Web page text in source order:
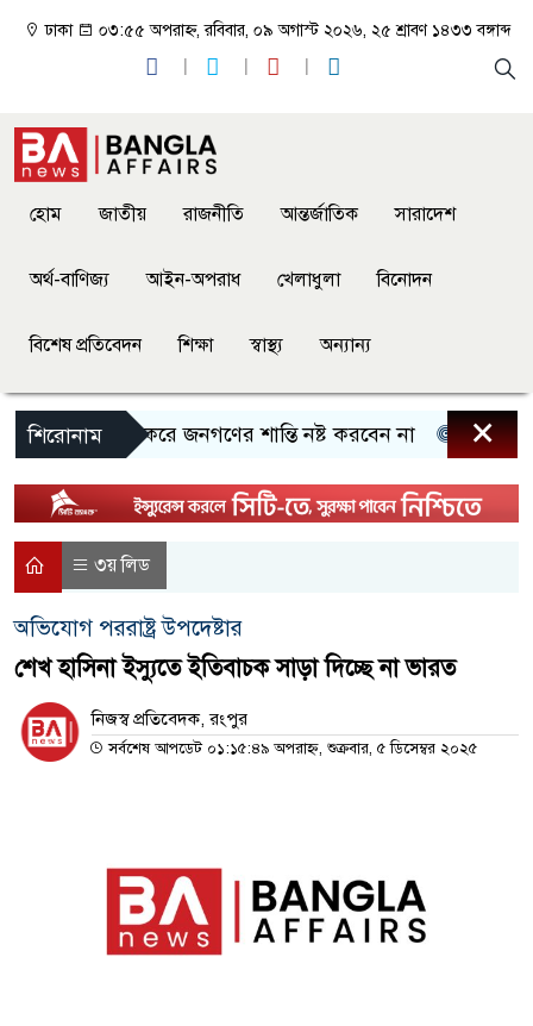
ঢাকা ০৩:৫৫ অপরাহ্ন, রবিবার, ০৯ অগাস্ট ২০২৬, ২৫ শ্রাবণ ১৪৩৩ বঙ্গাব্দ
হোম জাতীয় রাজনীতি আন্তর্জাতিক সারাদেশ
অর্থ-বাণিজ্য আইন-অপরাধ খেলাধুলা বিনোদন
বিশেষ প্রতিবেদন শিক্ষা স্বাস্থ্য অন্যান্য
শিরোনামবিভ্রান্ত করে জনগণের শান্তি নষ্ট করবেন না সীমান্তে
×
৩য় লিড
অভিযোগ পররাষ্ট্র উপদেষ্টার
শেখ হাসিনা ইস্যুতে ইতিবাচক সাড়া দিচ্ছে না ভারত
নিজস্ব প্রতিবেদক, রংপুর
সর্বশেষ আপডেট ০১:১৫:৪৯ অপরাহ্ন, শুক্রবার, ৫ ডিসেম্বর ২০২৫